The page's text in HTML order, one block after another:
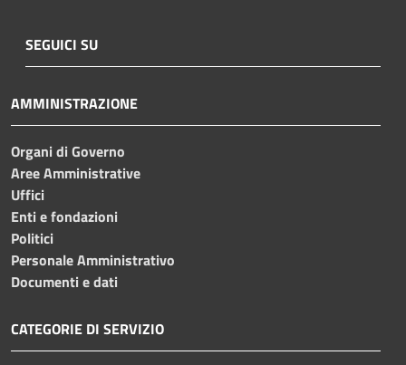
SEGUICI SU
AMMINISTRAZIONE
Organi di Governo
Aree Amministrative
Uffici
Enti e fondazioni
Politici
Personale Amministrativo
Documenti e dati
CATEGORIE DI SERVIZIO